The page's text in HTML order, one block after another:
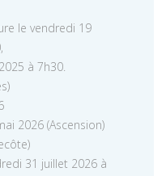
le vendredi 19
à 7h30.
2026 (Ascension)
31 juillet 2026 à